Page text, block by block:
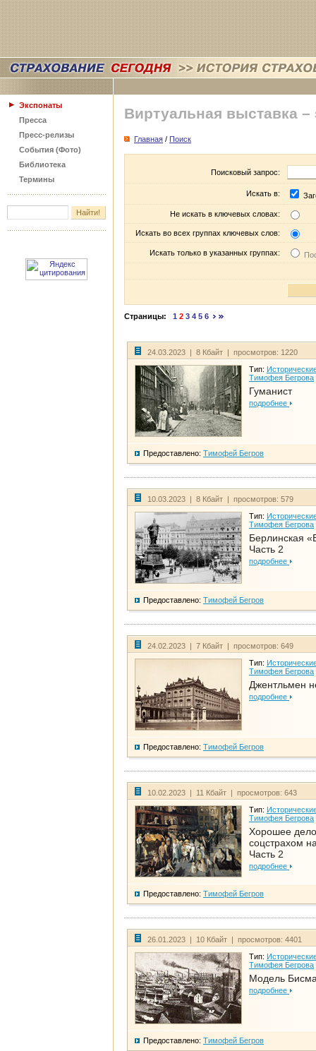
Экспонаты
Пресса
Пресс-релизы
События (Фото)
Библиотека
Термины
Виртуальная выставка –
Главная / Поиск
Поисковый запрос:
Искать в:
Не искать в ключевых словах:
Искать во всех группах ключевых слов:
Искать только в указанных группах:
Страницы: 1 2 3 4 5 6
24.03.2023 | 8 Кбайт | просмотров: 1220
Тип:
Тимофея Бегрова
Гуманист
подробнее
Предоставлено: Тимофей Бегров
10.03.2023 | 8 Кбайт | просмотров: 579
Тип:
Тимофея Бегрова
Берлинская
Часть 2
подробнее
Предоставлено: Тимофей Бегров
24.02.2023 | 7 Кбайт | просмотров: 649
Тип:
Тимофея Бегрова
Джентльмен
подробнее
Предоставлено: Тимофей Бегров
10.02.2023 | 11 Кбайт | просмотров: 643
Тип:
Тимофея Бегрова
Хорошее дело
соцстрахом
Часть 2
подробнее
Предоставлено: Тимофей Бегров
26.01.2023 | 10 Кбайт | просмотров: 4401
Тип:
Тимофея Бегрова
Модель
подробнее
Предоставлено: Тимофей Бегров